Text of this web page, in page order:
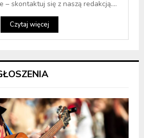
– skontaktuj się z naszą redakcją....
Czytaj więcej